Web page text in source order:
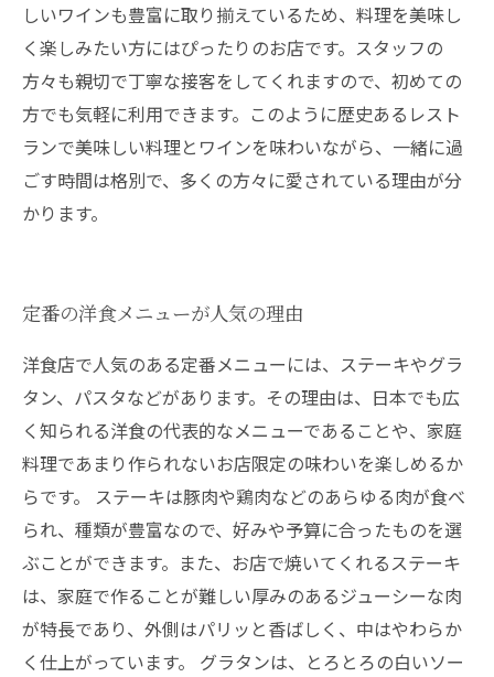
しいワインも豊富に取り揃えているため、料理を美味し
く楽しみたい方にはぴったりのお店です。スタッフの
方々も親切で丁寧な接客をしてくれますので、初めての
方でも気軽に利用できます。このように歴史あるレスト
ランで美味しい料理とワインを味わいながら、一緒に過
ごす時間は格別で、多くの方々に愛されている理由が分
かります。
定番の洋食メニューが人気の理由
洋食店で人気のある定番メニューには、ステーキやグラ
タン、パスタなどがあります。その理由は、日本でも広
く知られる洋食の代表的なメニューであることや、家庭
料理であまり作られないお店限定の味わいを楽しめるか
らです。 ステーキは豚肉や鶏肉などのあらゆる肉が食べ
られ、種類が豊富なので、好みや予算に合ったものを選
ぶことができます。また、お店で焼いてくれるステーキ
は、家庭で作ることが難しい厚みのあるジューシーな肉
が特長であり、外側はパリッと香ばしく、中はやわらか
く仕上がっています。 グラタンは、とろとろの白いソー